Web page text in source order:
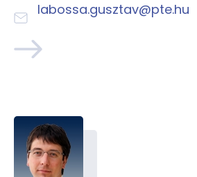
labossa.gusztav@pte.hu